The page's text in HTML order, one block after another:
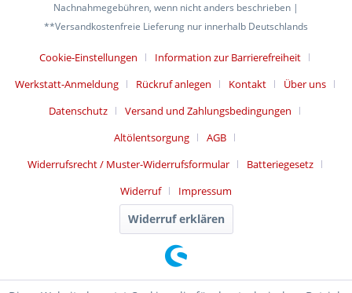
Nachnahmegebühren, wenn nicht anders beschrieben |
**Versandkostenfreie Lieferung nur innerhalb Deutschlands
Cookie-Einstellungen
Information zur Barrierefreiheit
Werkstatt-Anmeldung
Rückruf anlegen Kontakt
Über uns
Datenschutz
Versand und Zahlungsbedingungen
Altölentsorgung
AGB
Widerrufsrecht / Muster-Widerrufsformular
Batteriegesetz
Widerruf
Impressum
Widerruf erklären